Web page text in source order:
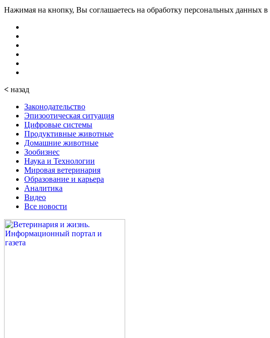
Нажимая на кнопку, Вы соглашаетесь на обработку персональных данных в
< назад
Законодательство
Эпизоотическая ситуация
Цифровые системы
Продуктивные животные
Домашние животные
Зообизнес
Наука и Технологии
Мировая ветеринария
Образование и карьера
Аналитика
Видео
Все новости